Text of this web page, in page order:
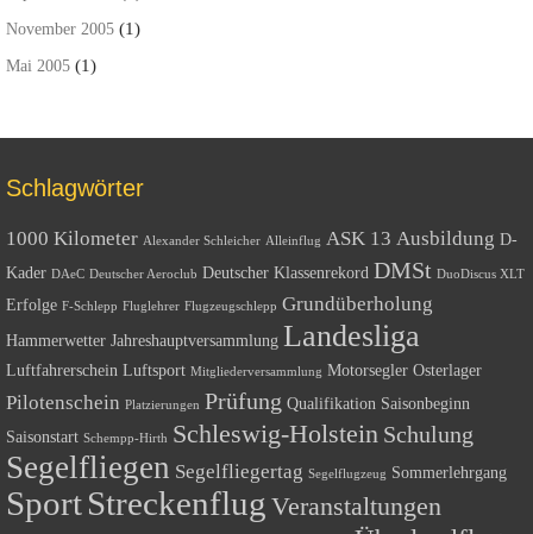
November 2005 (1)
Mai 2005 (1)
Schlagwörter
1000 Kilometer Alexander Schleicher Alleinflug ASK 13 Ausbildung D-
Kader DAeC Deutscher Aeroclub Deutscher Klassenrekord DMSt DuoDiscus XLT
Erfolge F-Schlepp Fluglehrer Flugzeugschlepp Grundüberholung
Hammerwetter Jahreshauptversammlung Landesliga
Luftfahrerschein Luftsport Mitgliederversammlung Motorsegler Osterlager
Pilotenschein Platzierungen Prüfung Qualifikation Saisonbeginn
Saisonstart Schempp-Hirth Schleswig-Holstein Schulung
Segelfliegen Segelfliegertag Segelflugzeug Sommerlehrgang
SportStreckenflug Veranstaltungen